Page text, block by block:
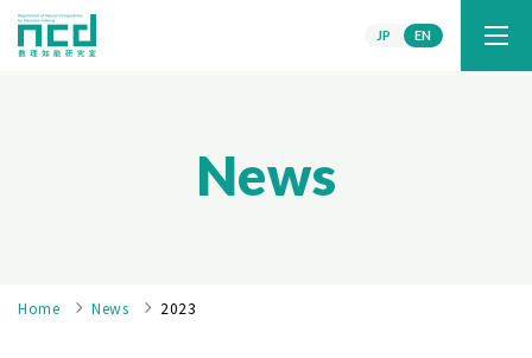
JP EN
News
Home News 2023